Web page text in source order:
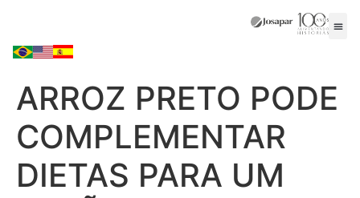
ARROZ PRETO PODE
COMPLEMENTAR
DIETAS PARA UM